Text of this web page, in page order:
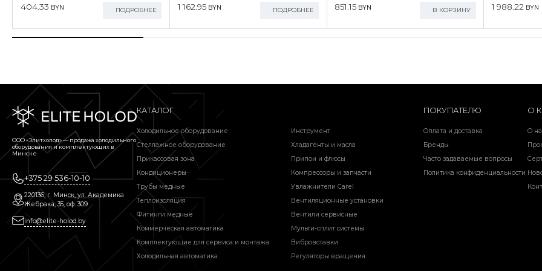
404.33 BYN ПОДРОБНЕЕ 1 162.95 BYN ПОДРОБНЕЕ 851.15 BYN В КОРЗИНУ 1 988.22 BYN
ООО «Элитхолод» ― продажа холодильного
оборудования и комплектующих в
Минске
+375 29 536-10-10
220136, г. Минск, ул. Академика
Жебрака, 35, оф. 309
info@elite-holod.by
КАТАЛОГ
Холодильное оборудование
Стеллажное оборудование
Прикассовая зона
Кондиционеры
Трубы медные
Теплоизоляция
Фитинги медные
Коммерческая автоматика
Комплектующие для сервиса и монтажа
Холодильная автоматика
Инструмент
Хладагенты и масла
Припои и флюсы
Компрессоры и запчасти
Увлажнители Carel
Вентиляционные установки
Вентили сервисные
Мульти-сплит системы
Вибровставки
Регуляторы вращения
ПОКУПАТЕЛЮ
Оплата и доставка
Бренды
Часто задаваемые вопросы
Политика конфиденциальности
О
О